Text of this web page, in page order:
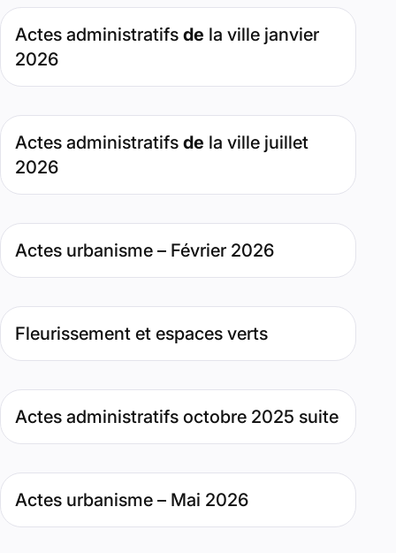
Actes administratifs de la ville janvier
2026
Type de contenu : Page. Date : février 3, 2026. Pertinence
Actes administratifs de la ville juillet
2026
Type de contenu : Page. Date : juillet 2, 2026. Pertinence :
Actes urbanisme – Février 2026
Type de contenu : Page. Date : février 26, 2026.
Fleurissement et espaces verts
Type de contenu : Page. Date : février 12, 2021. Pertinence
Actes administratifs octobre 2025 suite
Type de contenu : Page. Date : novembre 20, 2025.
Actes urbanisme – Mai 2026
Type de contenu : Page. Date : mai 4, 2026. Pertinence :